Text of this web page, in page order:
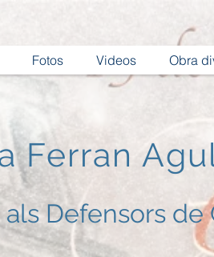
Ferran
Defensors de
Fotos Videos Obra